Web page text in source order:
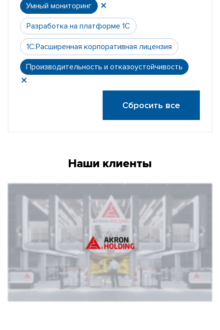
Умный мониторинг
Разработка на платформе 1С
1С:Расширенная корпоративная лицензия
Производительность и отказоустойчивость
Сбросить все
Наши клиенты